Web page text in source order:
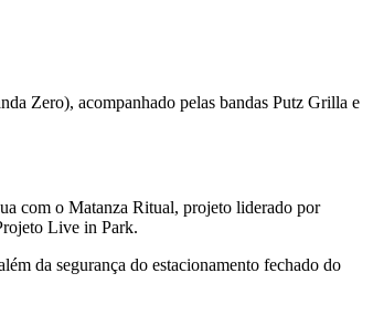
Zero), acompanhado pelas bandas Putz Grilla e
com o Matanza Ritual, projeto liderado por
Live in Park.
da segurança do estacionamento fechado do